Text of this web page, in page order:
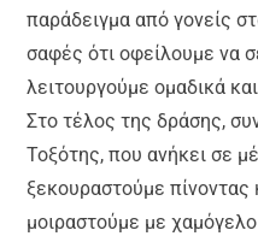
παράδειγμα από γονείς
σαφές ότι οφείλουμε να
λειτουργούμε ομαδικά
Στο τέλος της δράσης,
Τοξότης, που ανήκει σε
ξεκουραστούμε πίνοντας
μοιραστούμε με